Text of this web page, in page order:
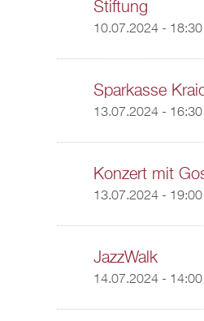
Stiftung
10.07.2024 - 18:30
Sparkasse
13.07.2024 - 16:30
Konzert mit
13.07.2024 - 19:00
JazzWalk
14.07.2024 - 14:00